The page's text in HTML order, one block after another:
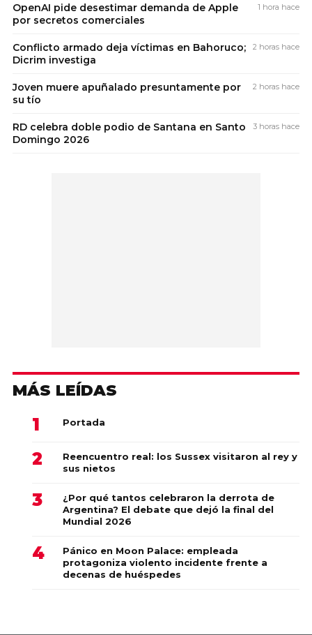
OpenAI pide desestimar demanda de Apple
por secretos comerciales
1 hora hace
Conflicto armado deja víctimas en Bahoruco;
Dicrim investiga
2 horas hace
Joven muere apuñalado presuntamente por
su tío
2 horas hace
RD celebra doble podio de Santana en Santo
Domingo 2026
3 horas hace
MÁS LEÍDAS
Portada
Reencuentro real: los Sussex visitaron al rey y
sus nietos
¿Por qué tantos celebraron la derrota de
Argentina? El debate que dejó la final del
Mundial 2026
Pánico en Moon Palace: empleada
protagoniza violento incidente frente a
decenas de huéspedes